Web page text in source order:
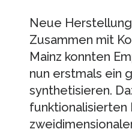
Neue
Zusammen mit
Mainz konnten
nun erstmals ein
synthetisieren.
funktionalisierten